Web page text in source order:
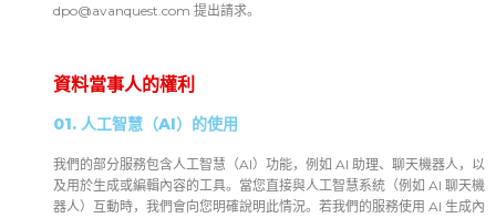
dpo@avanquest.com 提出請求。
資料當事人的權利
01. 人工智慧（AI）的使用
我們的部分服務包含人工智慧（AI）功能，例如 AI 助理、聊天機器人，以
及用於生成或編輯內容的工具。當您直接與人工智慧系統（例如 AI 聊天機
器人）互動時，我們會向您明確說明此情況。若我們的服務使用 AI 生成內